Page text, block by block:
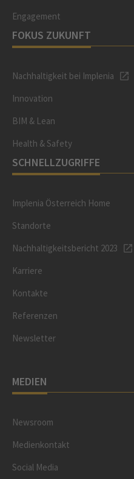
Engagement
FOKUS ZUKUNFT
Nachhaltigkeit bei Implenia
Innovation
BIM & Lean
Health & Safety
SCHNELLZUGRIFFE
Implenia Österreich Home
Standorte
Nachhaltigkeitsbericht 2023
Karriere
Kontakte
Referenzen
Newsletter
MEDIEN
Newsroom
Medienkontakt
Social Media